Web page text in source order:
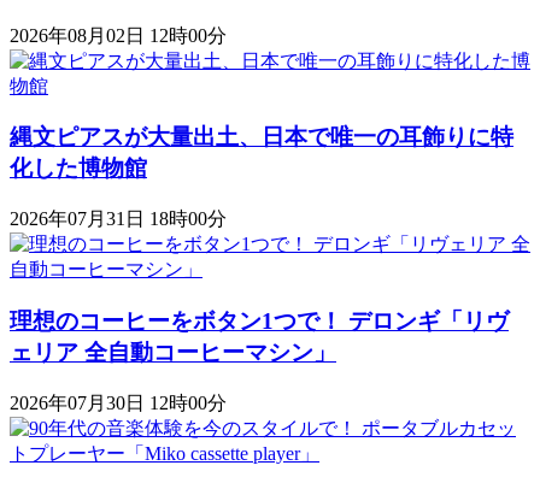
2026年08月02日 12時00分
縄文ピアスが大量出土、日本で唯一の耳飾りに特
化した博物館
2026年07月31日 18時00分
理想のコーヒーをボタン1つで！ デロンギ「リヴ
ェリア 全自動コーヒーマシン」
2026年07月30日 12時00分